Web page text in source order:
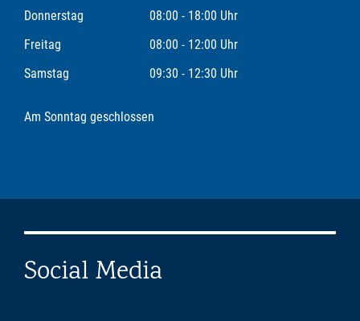
Donnerstag
08:00 - 18:00 Uhr
Freitag
08:00 - 12:00 Uhr
Samstag
09:30 - 12:30 Uhr
Am Sonntag geschlossen
Social Media